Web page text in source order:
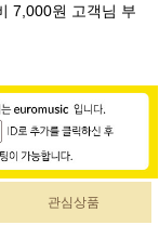
7,000원 고객님 부
관심상품